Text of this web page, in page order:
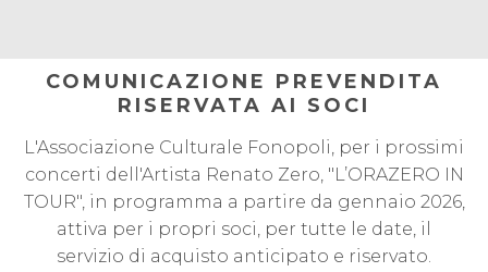
COMUNICAZIONE PREVENDITA
RISERVATA AI SOCI
L'Associazione Culturale Fonopoli, per i prossimi
concerti dell'Artista Renato Zero, "L’ORAZERO IN
TOUR", in programma a partire da gennaio 2026,
attiva per i propri soci, per tutte le date, il
servizio di acquisto anticipato e riservato.